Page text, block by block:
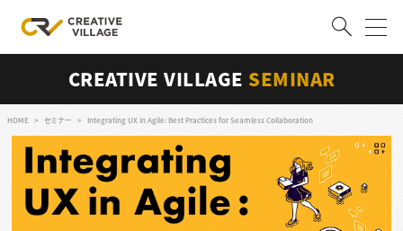
ログイン 会員登録
RECRUIT
クリエイター求人を探す
CREATIVE VILLAGE SEMINAR
HOME セミナー Integrating UX in Agile: Best Practices for Seamless Collaboration